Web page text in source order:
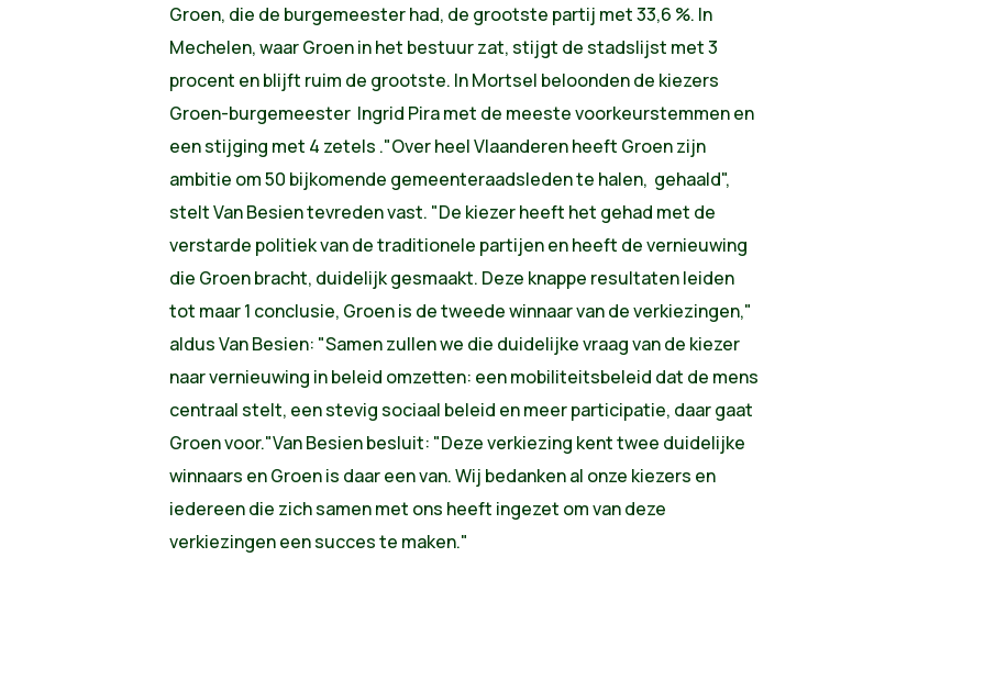
Groen, die de burgemeester had, de grootste partij met 33,6 %. In
Mechelen, waar Groen in het bestuur zat, stijgt de stadslijst met 3
procent en blijft ruim de grootste. In Mortsel beloonden de kiezers
Groen-burgemeester Ingrid Pira met de meeste voorkeurstemmen en
een stijging met 4 zetels ."Over heel Vlaanderen heeft Groen zijn
ambitie om 50 bijkomende gemeenteraadsleden te halen, gehaald",
stelt Van Besien tevreden vast. "De kiezer heeft het gehad met de
verstarde politiek van de traditionele partijen en heeft de vernieuwing
die Groen bracht, duidelijk gesmaakt. Deze knappe resultaten leiden
tot maar 1 conclusie, Groen is de tweede winnaar van de verkiezingen,"
aldus Van Besien: "Samen zullen we die duidelijke vraag van de kiezer
naar vernieuwing in beleid omzetten: een mobiliteitsbeleid dat de mens
centraal stelt, een stevig sociaal beleid en meer participatie, daar gaat
Groen voor."Van Besien besluit: "Deze verkiezing kent twee duidelijke
winnaars en Groen is daar een van. Wij bedanken al onze kiezers en
iedereen die zich samen met ons heeft ingezet om van deze
verkiezingen een succes te maken."